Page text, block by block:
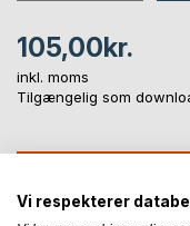
105,00kr.
inkl. moms
Tilgængelig som
Vi respekterer